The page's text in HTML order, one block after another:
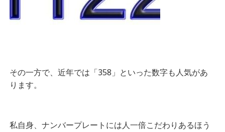
その一方で、近年では「358」といった数字も人気があ
ります。
私自身、ナンバープレートには人一倍こだわりあるほう